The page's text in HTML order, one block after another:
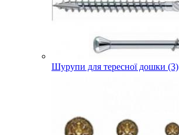
Шурупи для тересної дошки (3)